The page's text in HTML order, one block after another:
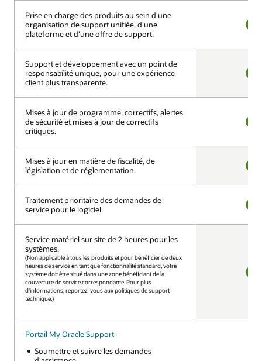
Prise en charge des produits au sein d'une
organisation de support unifiée, d'une
plateforme et d'une offre de support.
Support et développement avec un point de
responsabilité unique, pour une expérience
client plus transparente.
Mises à jour de programme, correctifs, alertes
de sécurité et mises à jour de correctifs
critiques.
Mises à jour en matière de fiscalité, de
législation et de réglementation.
Traitement prioritaire des demandes de
service pour le logiciel.
Service matériel sur site de 2 heures pour les
systèmes.
(Non applicable à tous les produits et pour bénéficier de deux
heures de service en tant que fonctionnalité standard, votre
système doit être situé dans une zone bénéficiant de la
couverture de service correspondante. Pour plus
d'informations, reportez-vous aux politiques de support
technique.)
Portail My Oracle Support
Soumettre et suivre les demandes
Prise en charge des produits au sein d'une
organisation de support unifiée, d'une
plateforme et d'une offre de support.
Support et développement avec un point de
responsabilité unique, pour une expérience
client plus transparente.
Mises à jour de programme, correctifs, alertes
de sécurité et mises à jour de correctifs
critiques.
Mises à jour en matière de fiscalité, de
législation et de réglementation.
Traitement prioritaire des demandes de
service pour le logiciel.
Service matériel sur site de 2 heures pour les
systèmes.
(Non applicable à tous les produits et pour bénéficier de deux
heures de service en tant que fonctionnalité standard, votre
système doit être situé dans une zone bénéficiant de la
couverture de service correspondante. Pour plus
d'informations, reportez-vous aux politiques de support
technique.)
Portail My Oracle Support
Soumettre et suivre les demandes